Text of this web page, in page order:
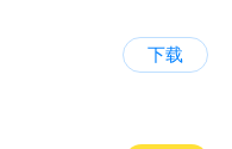
下载